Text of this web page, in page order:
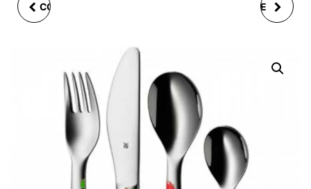
COUTEAU CÉRAMIQUE
ROUGE/TAUPE AVEC
CLOCHE COUVERCLE
GRILL 23.2 CM